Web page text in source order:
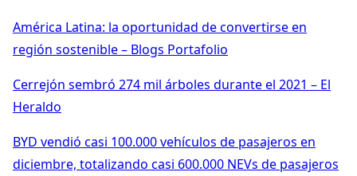
América Latina: la oportunidad de convertirse en
región sostenible – Blogs Portafolio
Cerrejón sembró 274 mil árboles durante el 2021 – El
Heraldo
BYD vendió casi 100.000 vehículos de pasajeros en
diciembre, totalizando casi 600.000 NEVs de pasajeros